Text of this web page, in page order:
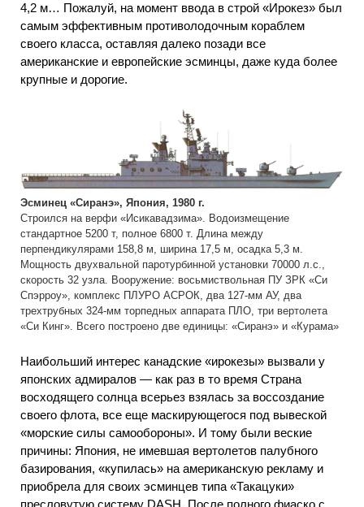
4,2 м… Пожалуй, на момент ввода в строй «Ирокез» был
самым эффективным противолодочным кораблем
своего класса, оставляя далеко позади все
американские и европейские эсминцы, даже куда более
крупные и дорогие.
Эсминец «Сиранэ», Япония, 1980 г.
Строился на верфи «Исикавадзима». Водоизмещение
стандартное 5200 т, полное 6800 т. Длина между
перпендикулярами 158,8 м, ширина 17,5 м, осадка 5,3 м.
Мощность двухвальной паротурбинной установки 70000 л.с.,
скорость 32 узла. Вооружение: восьмиствольная ПУ ЗРК «Си
Спэрроу», комплекс ПЛУРО АСРОК, два 127-мм АУ, два
трехтрубных 324-мм торпедных аппарата ПЛО, три вертолета
«Си Кинг». Всего построено две единицы: «Сиранэ» и «Курама»
Наибольший интерес канадские «ирокезы» вызвали у
японских адмиралов — как раз в то время Страна
восходящего солнца всерьез взялась за воссоздание
своего флота, все еще маскирующегося под вывеской
«морские силы самообороны». И тому были веские
причины: Япония, не имевшая вертолетов палубного
базирования, «купилась» на американскую рекламу и
приобрела для своих эсминцев типа «Такацуки»
пресловутую систему DASH. После полного фиаско с